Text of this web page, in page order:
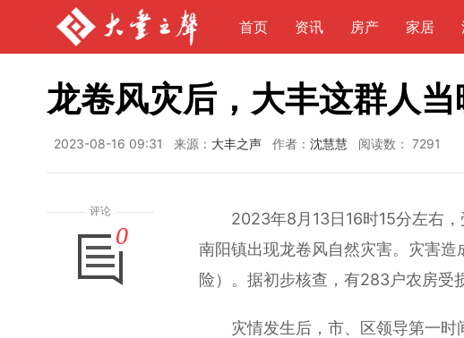
首页 资讯 房产 家居
龙卷风灾后，大丰这群人
2023-08-16 09:31 来源： 大丰之声 作者： 沈慧慧 阅读数： 7291
评论
0
2023年8月13日16时15分左右，
南阳镇出现龙卷风自然灾害。灾害
险）。据初步核查，有283户农房受
灾情发生后，市、区领导第一时
对龙
洋财